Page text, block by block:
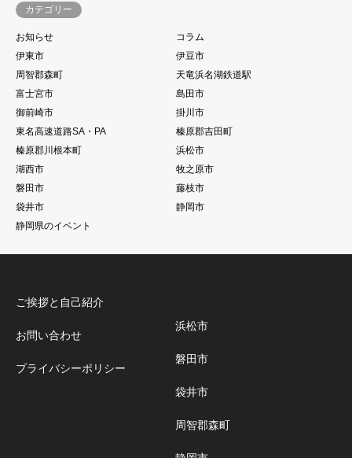
カテゴリー
お知らせ
コラム
伊東市
伊豆市
周智郡森町
天竜浜名湖鉄道駅
富士宮市
島田市
御前崎市
掛川市
東名高速道路SA・PA
榛原郡吉田町
榛原郡川根本町
浜松市
湖西市
牧之原市
磐田市
藤枝市
袋井市
静岡市
静岡県のイベント
ご挨拶と自己紹介
お問い合わせ
プライバシーポリシー
浜松市
磐田市
袋井市
周智郡森町